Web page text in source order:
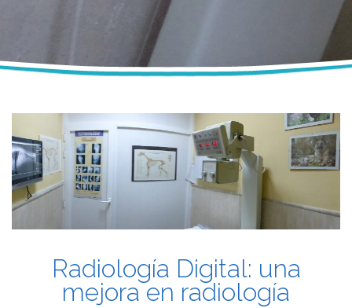
Radiología Digital: una
mejora en radiología